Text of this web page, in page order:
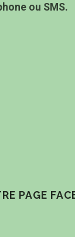
ou SMS.
PAGE